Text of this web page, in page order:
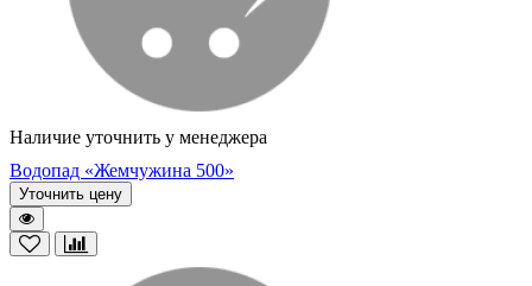
Наличие уточнить у менеджера
Водопад «Жемчужина 500»
Уточнить цену